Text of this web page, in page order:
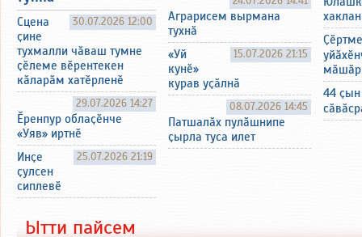
30.07.2026 12:00
Сцена
ҫине
тухмалли чӑваш тумне
ҫӗлеме вӗрентекен
кӑларӑм хатӗрленӗ
29.07.2026 14:27
Ӗренпур облаҫӗнче
«Уяв» иртнӗ
25.07.2026 21:19
Инҫе
ҫулсен
сиплевӗ
Аграрисем вырмана
тухнӑ
15.07.2026 21:15
«Уй
кунӗ»
курав уҫӑлнӑ
08.07.2026 14:45
Патшалӑх пулӑшнипе
ҫырла туса илет
Ҫӗртме
44 ҫын
Ытти пайсем